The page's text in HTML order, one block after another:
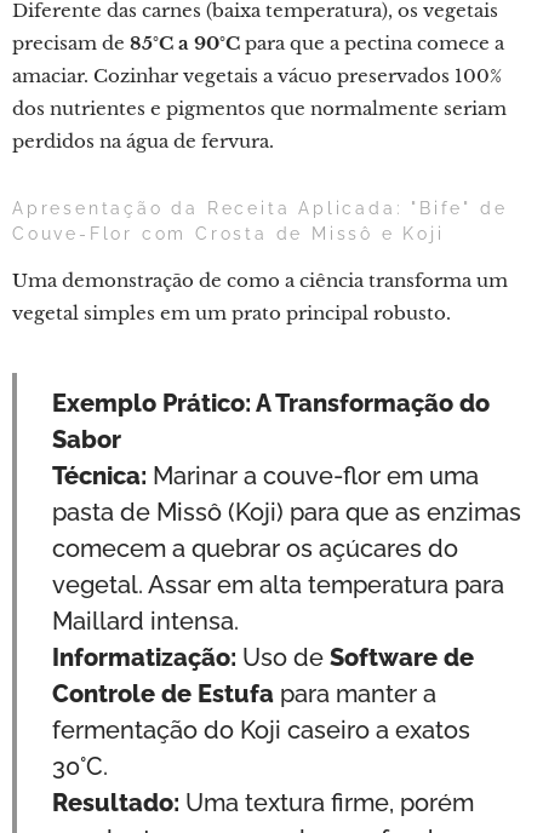
Diferente das carnes (baixa temperatura), os vegetais
precisam de 85°C a 90°C para que a pectina comece a
amaciar. Cozinhar vegetais a vácuo preservados 100%
dos nutrientes e pigmentos que normalmente seriam
perdidos na água de fervura.
Apresentação da Receita Aplicada: "Bife" de
Couve-Flor com Crosta de Missô e Koji
Uma demonstração de como a ciência transforma um
vegetal simples em um prato principal robusto.
Exemplo Prático: A Transformação do
Sabor
Técnica: Marinar a couve-flor em uma
pasta de Missô (Koji) para que as enzimas
comecem a quebrar os açúcares do
vegetal. Assar em alta temperatura para
Maillard intensa.
Informatização: Uso de Software de
Controle de Estufa para manter a
fermentação do Koji caseiro a exatos
30°C.
Resultado: Uma textura firme, porém